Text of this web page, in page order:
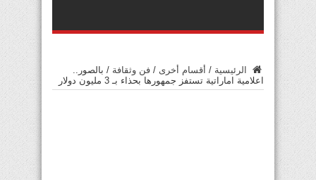
الرئيسية / أقسام أخرى / فن وثقافة / بالصور..
اعلامية اماراتية تستفز جمهورها بحذاء بـ 3 مليون دولار